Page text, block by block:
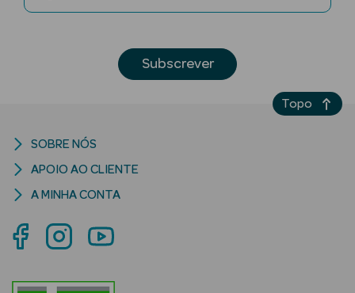
Criança
Subscrever
SOBRE NÓS
APOIO AO CLIENTE
A MINHA CONTA
Topo